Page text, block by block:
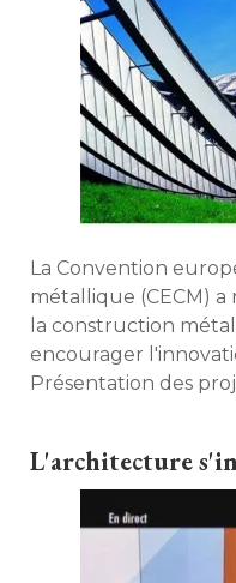
La Convention
métallique (CECM) a
la construction
encourager
Présentation des
L'architecture